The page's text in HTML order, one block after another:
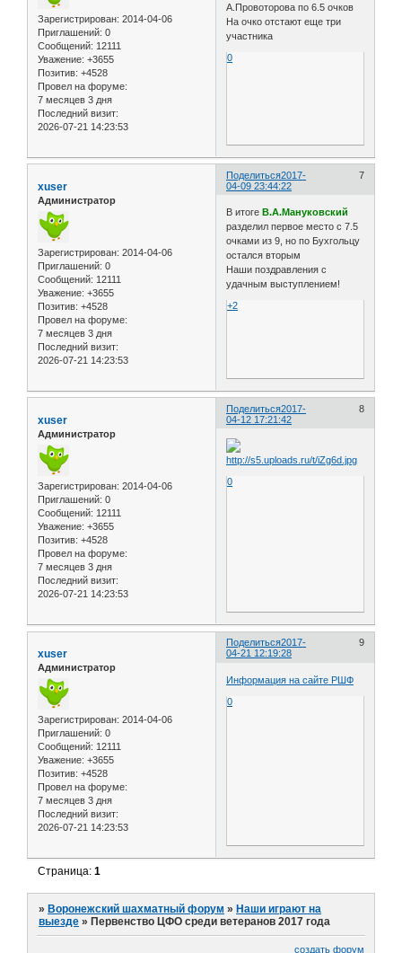
Зарегистрирован: 2014-04-06
Приглашений: 0
Сообщений: 12111
Уважение: +3655
Позитив: +4528
Провел на форуме:
7 месяцев 3 дня
Последний визит:
2026-07-21 14:23:53
А.Провоторова по 6.5 очков
На очко отстают еще три
участника
0
Поделиться 7
2017-
04-09 23:44:22
xuser
Администратор
Зарегистрирован: 2014-04-06
Приглашений: 0
Сообщений: 12111
Уважение: +3655
Позитив: +4528
Провел на форуме:
7 месяцев 3 дня
Последний визит:
2026-07-21 14:23:53
В итогеВ.А.Мануковский
разделил первое место с 7.5
очками из 9, но по Бухгольцу
остался вторым
Наши поздравления с
удачным выступлением!
+2
Поделиться 8
2017-
04-12 17:21:42
xuser
Администратор
Зарегистрирован: 2014-04-06
Приглашений: 0
Сообщений: 12111
Уважение: +3655
Позитив: +4528
Провел на форуме:
7 месяцев 3 дня
Последний визит:
2026-07-21 14:23:53
0
Поделиться 9
2017-
04-21 12:19:28
xuser
Администратор
Зарегистрирован: 2014-04-06
Приглашений: 0
Сообщений: 12111
Уважение: +3655
Позитив: +4528
Провел на форуме:
7 месяцев 3 дня
Последний визит:
2026-07-21 14:23:53
Информация на сайте РШФ
0
Страница:1
» Воронежский шахматный форум » Наши играют на
выезде » Первенство ЦФО среди ветеранов 2017 года
создать форум